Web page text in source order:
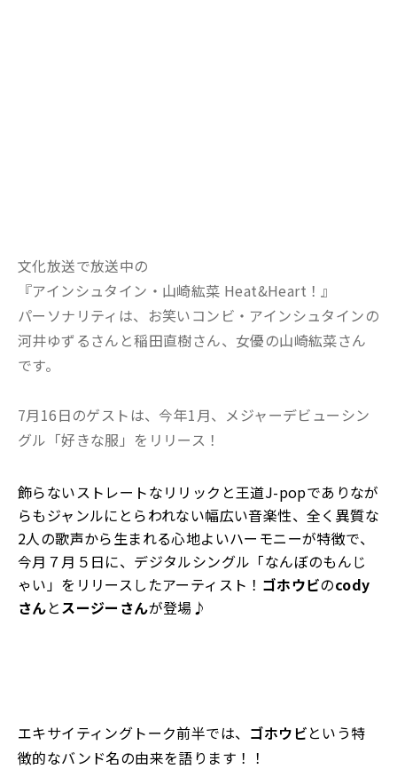
文化放送で放送中の
『アインシュタイン・山崎紘菜 Heat&Heart！』
パーソナリティは、お笑いコンビ・アインシュタインの
河井ゆずるさんと稲田直樹さん、女優の山崎紘菜さん
です。
7月16日のゲストは、今年1月、メジャーデビューシン
グル「好きな服」をリリース！
飾らないストレートなリリックと王道J-popでありなが
らもジャンルにとらわれない幅広い音楽性、 全く異質な
2人の歌声から生まれる心地よいハーモニーが特徴で、
今月７月５日に、デジタルシングル「なんぼのもんじ
ゃい」をリリースしたアーティスト！ ゴホウビのcody
さんとスージーさんが登場♪
エキサイティングトーク前半では、 ゴホウビという特
徴的なバンド名の由来を語ります！！